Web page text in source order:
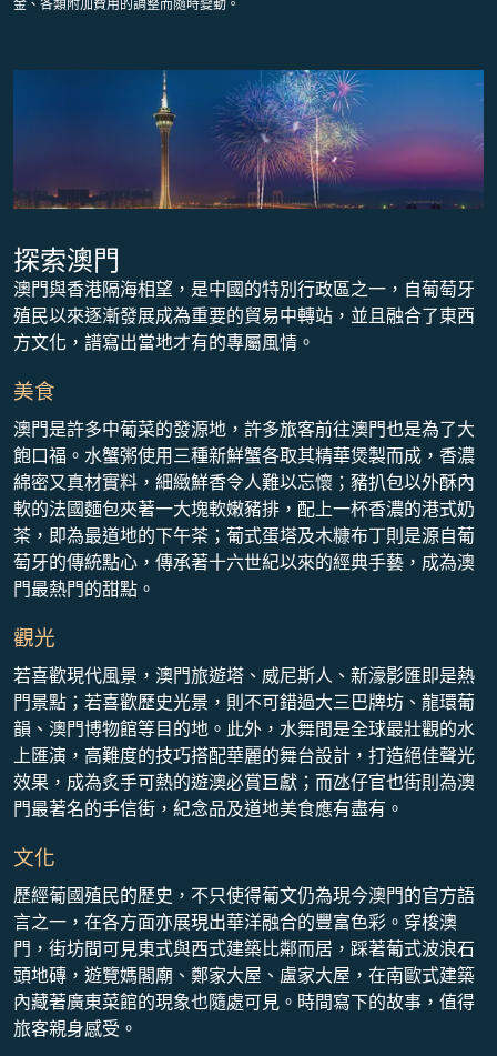
金、各類附加費用的調整而隨時變動。
探索澳門
澳門與香港隔海相望，是中國的特別行政區之一，自葡萄牙
殖民以來逐漸發展成為重要的貿易中轉站，並且融合了東西
方文化，譜寫出當地才有的專屬風情。
美食
澳門是許多中葡菜的發源地，許多旅客前往澳門也是為了大
飽口福。水蟹粥使用三種新鮮蟹各取其精華煲製而成，香濃
綿密又真材實料，細緻鮮香令人難以忘懷；豬扒包以外酥內
軟的法國麵包夾著一大塊軟嫩豬排，配上一杯香濃的港式奶
茶，即為最道地的下午茶；葡式蛋塔及木糠布丁則是源自葡
萄牙的傳統點心，傳承著十六世紀以來的經典手藝，成為澳
門最熱門的甜點。
觀光
若喜歡現代風景，澳門旅遊塔、威尼斯人、新濠影匯即是熱
門景點；若喜歡歷史光景，則不可錯過大三巴牌坊、龍環葡
韻、澳門博物館等目的地。此外，水舞間是全球最壯觀的水
上匯演，高難度的技巧搭配華麗的舞台設計，打造絕佳聲光
效果，成為炙手可熱的遊澳必賞巨獻；而氹仔官也街則為澳
門最著名的手信街，紀念品及道地美食應有盡有。
文化
歷經葡國殖民的歷史，不只使得葡文仍為現今澳門的官方語
言之一，在各方面亦展現出華洋融合的豐富色彩。穿梭澳
門，街坊間可見東式與西式建築比鄰而居，踩著葡式波浪石
頭地磚，遊覽媽閣廟、鄭家大屋、盧家大屋，在南歐式建築
內藏著廣東菜館的現象也隨處可見。時間寫下的故事，值得
旅客親身感受。